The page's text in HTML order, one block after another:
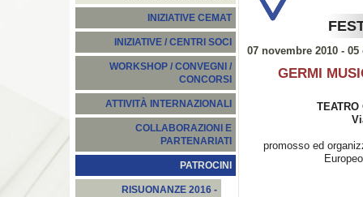
INIZIATIVE CEMAT
INIZIATIVE / CENTRI SOCI
WORKSHOP / CONVEGNI /
CONCORSI
ATTIVITÀ INTERNAZIONALI
COLLABORAZIONI E
PARTENARIATI
PATROCINI
RISUONANZE 2016 -
07 novembre 2010 -
GERMI
TEATRO
promosso ed